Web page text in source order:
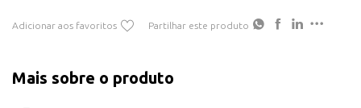
Adicionar aos favoritos Partilhar este produto
Mais sobre o produto